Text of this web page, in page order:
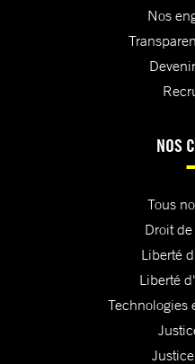
Nos
NOS
Tous
Droit
Liberté
Liberté
Technologies